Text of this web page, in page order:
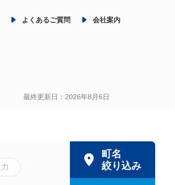
よくあるご質問 会社案内
最終更新日：2026年8月6日
町名
絞り込み